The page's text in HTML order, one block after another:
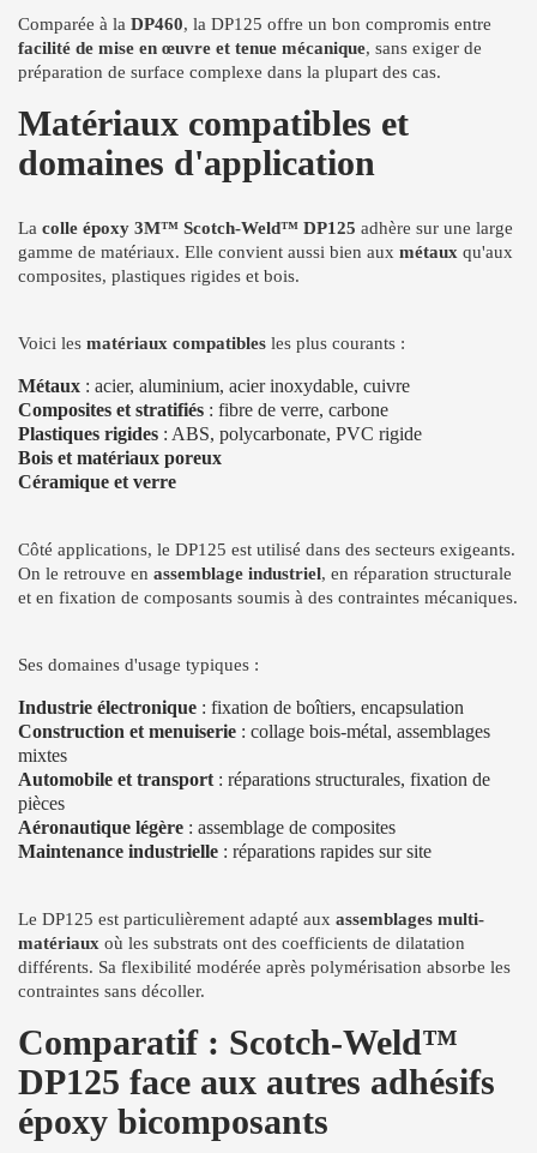
Comparée à la DP460, la DP125 offre un bon compromis entre
facilité de mise en œuvre et tenue mécanique, sans exiger de
préparation de surface complexe dans la plupart des cas.
Matériaux compatibles et
domaines d'application
La colle époxy 3M™ Scotch-Weld™ DP125 adhère sur une large
gamme de matériaux. Elle convient aussi bien aux métaux qu'aux
composites, plastiques rigides et bois.
Voici les matériaux compatibles les plus courants :
Métaux : acier, aluminium, acier inoxydable, cuivre
Composites et stratifiés : fibre de verre, carbone
Plastiques rigides : ABS, polycarbonate, PVC rigide
Bois et matériaux poreux
Céramique et verre
Côté applications, le DP125 est utilisé dans des secteurs exigeants.
On le retrouve en assemblage industriel, en réparation structurale
et en fixation de composants soumis à des contraintes mécaniques.
Ses domaines d'usage typiques :
Industrie électronique : fixation de boîtiers, encapsulation
Construction et menuiserie : collage bois-métal, assemblages
mixtes
Automobile et transport : réparations structurales, fixation de
pièces
Aéronautique légère : assemblage de composites
Maintenance industrielle : réparations rapides sur site
Le DP125 est particulièrement adapté aux assemblages multi-
matériaux où les substrats ont des coefficients de dilatation
différents. Sa flexibilité modérée après polymérisation absorbe les
contraintes sans décoller.
Comparatif : Scotch-Weld™
DP125 face aux autres adhésifs
époxy bicomposants